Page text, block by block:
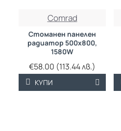
ТРАЙНО НИСКА
Comrad
Стоманен панелен
радиатор 500х800,
1580W
€58.00 (113.44 лв.)
КУПИ